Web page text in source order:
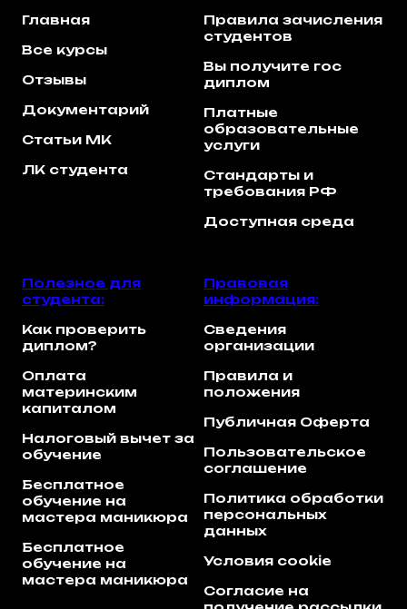
Главная
Все курсы
Отзывы
Документарий
Статьи МК
ЛК студента
Правила зачисления
студентов
Вы получите гос
диплом
Платные
образовательные
услуги
Стандарты и
требования РФ
Доступная среда
Полезное для
студента:
Как проверить
диплом?
Оплата
материнским
капиталом
Налоговый вычет за
обучение
Бесплатное
обучение на
мастера маникюра
Бесплатное
обучение на
мастера маникюра
Правовая
информация:
Сведения
организации
Правила и
положения
Публичная Оферта
Пользовательское
соглашение
Политика обработки
персональных
данных
Условия cookie
Согласие на